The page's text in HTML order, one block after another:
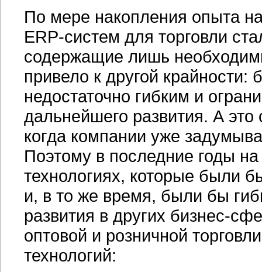
По мере накопления опыта
ERP-систем для торговли
содержащие лишь
привело к другой
недостаточно гибким и
дальнейшего развития. А это
когда компании уже
Поэтому в последние годы
технологиях, которые были
и, в то же время, были бы
развития в других бизнес-
оптовой и розничной
технологий: